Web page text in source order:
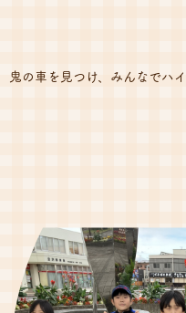
鬼の車を見つけ、みんなでハ